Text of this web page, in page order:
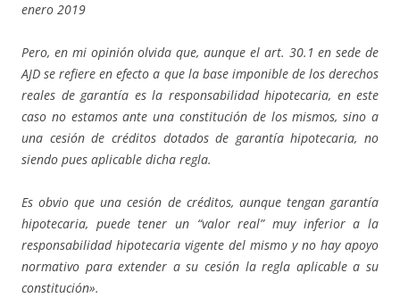
enero 2019
Pero, en mi opinión olvida que, aunque el art. 30.1 en sede de
AJD se refiere en efecto a que la base imponible de los derechos
reales de garantía es la responsabilidad hipotecaria, en este
caso no estamos ante una constitución de los mismos, sino a
una cesión de créditos dotados de garantía hipotecaria, no
siendo pues aplicable dicha regla.
Es obvio que una cesión de créditos, aunque tengan garantía
hipotecaria, puede tener un “valor real” muy inferior a la
responsabilidad hipotecaria vigente del mismo y no hay apoyo
normativo para extender a su cesión la regla aplicable a su
constitución».